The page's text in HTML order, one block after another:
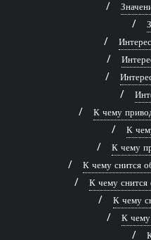
К чему
К
К чему
К чему снится
К чему снится
К чему
К чему